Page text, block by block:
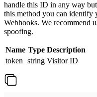
handle this ID in any way
this method you can identify
Webhooks. We recommend
spoofing.
Name Type Description
token string Visitor ID